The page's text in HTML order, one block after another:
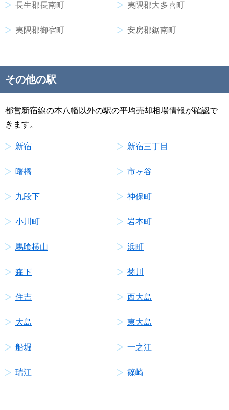
長生郡長南町 夷隅郡大多喜町
夷隅郡御宿町 安房郡鋸南町
その他の駅
都営新宿線の本八幡以外の駅の平均売却相場情報が確認で
きます。
新宿 新宿三丁目
曙橋 市ヶ谷
九段下 神保町
小川町 岩本町
馬喰横山 浜町
森下 菊川
住吉 西大島
大島 東大島
船堀 一之江
瑞江 篠崎